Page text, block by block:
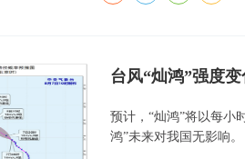
台风“灿鸿”强度
预计，“灿鸿”将以每小
鸿”未来对我国无影响。